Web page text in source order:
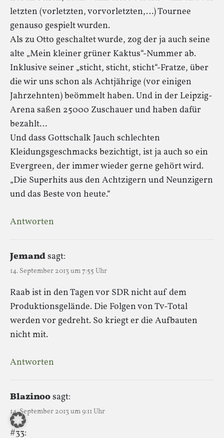
letzten (vorletzten, vorvorletzten,…) Tournee
genauso gespielt wurden.
Als zu Otto geschaltet wurde, zog der ja auch seine
alte „Mein kleiner grüner Kaktus“-Nummer ab.
Inklusive seiner „sticht, sticht, sticht“-Fratze, über
die wir uns schon als Achtjährige (vor einigen
Jahrzehnten) beömmelt haben. Und in der Leipzig-
Arena saßen 25000 Zuschauer und haben dafür
bezahlt…
Und dass Gottschalk Jauch schlechten
Kleidungsgeschmacks bezichtigt, ist ja auch so ein
Evergreen, der immer wieder gerne gehört wird.
„Die Superhits aus den Achtzigern und Neunzigern
und das Beste von heute.“
Antworten
Jemandsagt:
14. September 2013 um 7:55 Uhr
Raab ist in den Tagen vor SDR nicht auf dem
Produktionsgelände. Die Folgen von Tv-Total
werden vor gedreht. So kriegt er die Aufbauten
nicht mit.
Antworten
Blazinoosagt:
14. September 2013 um 9:11 Uhr
#33: